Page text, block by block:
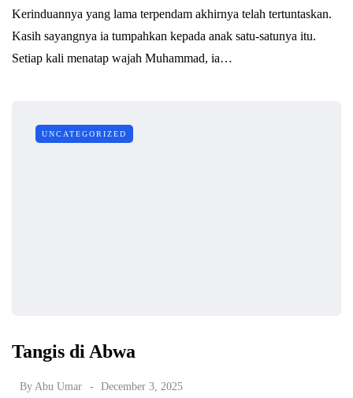
Kerinduannya yang lama terpendam akhirnya telah tertuntaskan.
Kasih sayangnya ia tumpahkan kepada anak satu-satunya itu.
Setiap kali menatap wajah Muhammad, ia…
UNCATEGORIZED
Tangis di Abwa
By Abu Umar December 3, 2025